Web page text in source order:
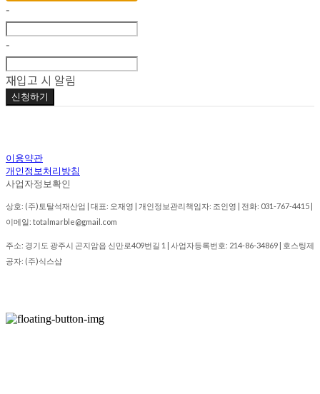
-
-
재입고 시 알림
신청하기
이용약관
개인정보처리방침
사업자정보확인
상호: (주)토탈석재산업 | 대표: 오재영 | 개인정보관리책임자: 조인영 | 전화: 031-767-4415 |
이메일: totalmarble@gmail.com
주소: 경기도 광주시 곤지암읍 신만로409번길 1 | 사업자등록번호: 214-86-34869 | 호스팅제
공자: (주)식스샵